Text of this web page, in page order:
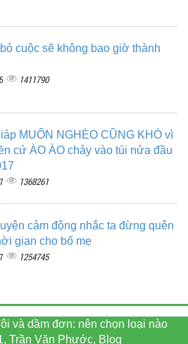
cuộc sẽ không bao giờ thành
1411790
MUỐN NGHÈO CŨNG KHÓ vì
cứ ÀO ÀO chảy vào túi nửa đầu
1368261
cảm động nhắc ta đừng quên
gian cho bố mẹ
1254745
và dầm đơn: nên chọn loại nào
Trần Văn Phước, Blog